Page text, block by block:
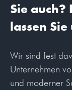
Sie auch?
lassen
Wir sind fest
Unternehmen
und moderner